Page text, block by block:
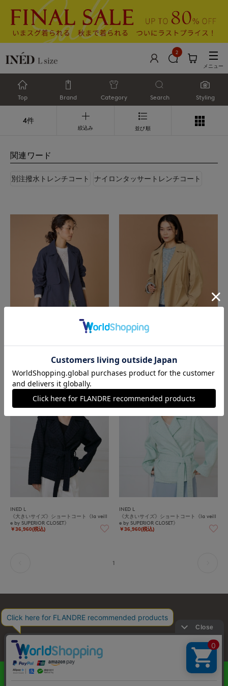
2
メニュー
Top Brand Category Search Styling
4件
絞込み 並び順
関連ワード
別注撥水トレンチコート ナイロンタッサートレンチコート
INED L
INED L
ット
￥52,800(税込)
60%
OFF
INED L
《大きいサイズ》ショートコート《la veill
e by SUPERIOR CLOSET》
￥36,960(税込)
OFF
INED L
《大きいサイズ》ショートコート《la veill
e by SUPERIOR CLOSET》
￥36,960(税込)
1
お問い合わせ 利用規約 プライバシーポリシー
特定商取引・古物営業法に基づく表示